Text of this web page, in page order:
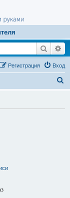
Поиск
Вход
Регистрация